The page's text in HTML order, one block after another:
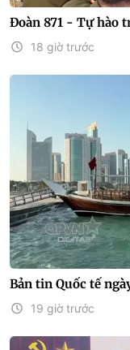
Đoàn 871 - Tự hào
18 giờ trước
Bản tin Quốc tế
19 giờ trước